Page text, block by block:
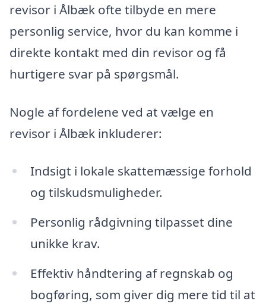
revisor i Ålbæk ofte tilbyde en mere
personlig service, hvor du kan komme i
direkte kontakt med din revisor og få
hurtigere svar på spørgsmål.
Nogle af fordelene ved at vælge en
revisor i Ålbæk inkluderer:
Indsigt i lokale skattemæssige forhold
og tilskudsmuligheder.
Personlig rådgivning tilpasset dine
unikke krav.
Effektiv håndtering af regnskab og
bogføring, som giver dig mere tid til at